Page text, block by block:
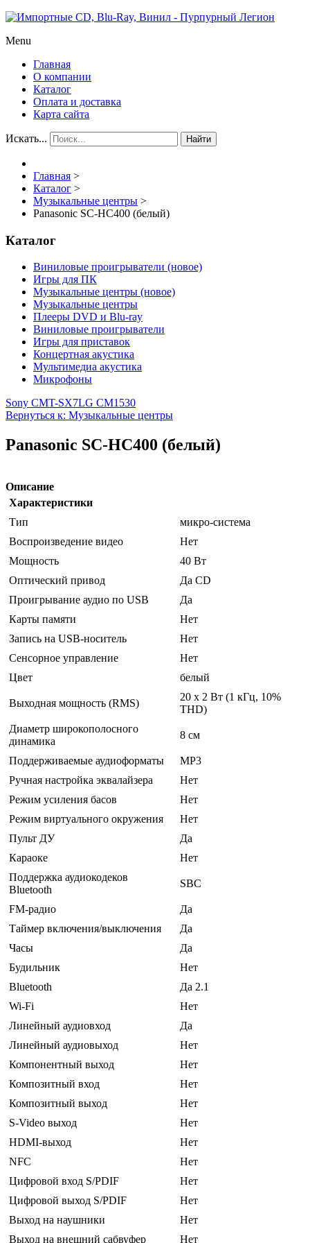
Menu
Главная
О компании
Каталог
Оплата и доставка
Карта сайта
Искать... Найти
Главная >
Каталог >
Музыкальные центры >
Panasonic SC-HC400 (белый)
Каталог
Виниловые проигрыватели (новое)
Игры для ПК
Музыкальные центры (новое)
Музыкальные центры
Плееры DVD и Blu-ray
Виниловые проигрыватели
Игры для приставок
Концертная акустика
Мультимедиа акустика
Микрофоны
Sony CMT-SX7LG CM1530
Вернуться к: Музыкальные центры
Panasonic SC-HC400 (белый)
Описание
Характеристики
Тип
микро-система
Воспроизведение видео
Нет
Мощность
40 Вт
Оптический привод
Да CD
Проигрывание аудио по USB
Да
Карты памяти
Нет
Запись на USB-носитель
Нет
Сенсорное управление
Нет
Цвет
белый
Выходная мощность (RMS)
20 x 2 Вт (1 кГц, 10%
THD)
Диаметр широкополосного
динамика
8 см
Поддерживаемые аудиоформаты
MP3
Ручная настройка эквалайзера
Нет
Режим усиления басов
Нет
Режим виртуального окружения
Нет
Пульт ДУ
Да
Караоке
Нет
Поддержка аудиокодеков
Bluetooth
SBC
FM-радио
Да
Таймер включения/выключения
Да
Часы
Да
Будильник
Нет
Bluetooth
Да 2.1
Wi-Fi
Нет
Линейный аудиовход
Да
Линейный аудиовыход
Нет
Компонентный выход
Нет
Композитный вход
Нет
Композитный выход
Нет
S-Video выход
Нет
HDMI-выход
Нет
NFC
Нет
Цифровой вход S/PDIF
Нет
Цифровой выход S/PDIF
Нет
Выход на наушники
Нет
Выход на внешний сабвуфер
Нет